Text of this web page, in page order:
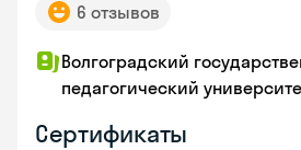
6 отзывов
Волгоградский
педагогический
Сертификаты